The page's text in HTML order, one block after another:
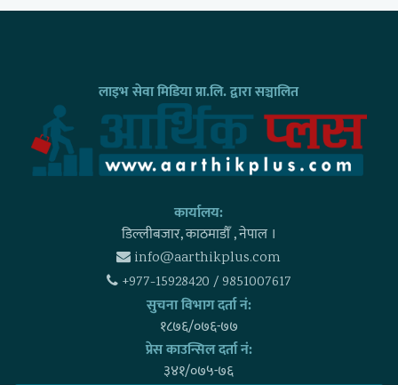
लाइभ सेवा मिडिया प्रा.लि. द्वारा सञ्चालित
कार्यालय:
डिल्लीबजार, काठमाडाैँ , नेपाल ।
info@aarthikplus.com
+977-15928420 / 9851007617
सुचना विभाग दर्ता नं:
१८७६/०७६-७७
प्रेस काउन्सिल दर्ता नं:
३४१/०७५-७६